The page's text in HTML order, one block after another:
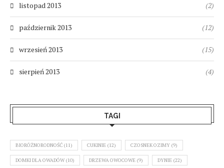
listopad 2013 (2)
październik 2013 (12)
wrzesień 2013 (15)
sierpień 2013 (4)
TAGI
BIORÓŻNORODNOŚĆ (11) CUKINIE (12) CZOSNEK OZIMY (9)
DOMKI DLA OWADÓW (10) DRZEWA OWOCOWE (9) DYNIE (22)